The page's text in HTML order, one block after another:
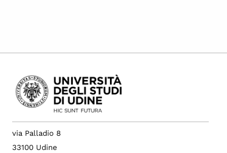
via Palladio 8
33100 Udine